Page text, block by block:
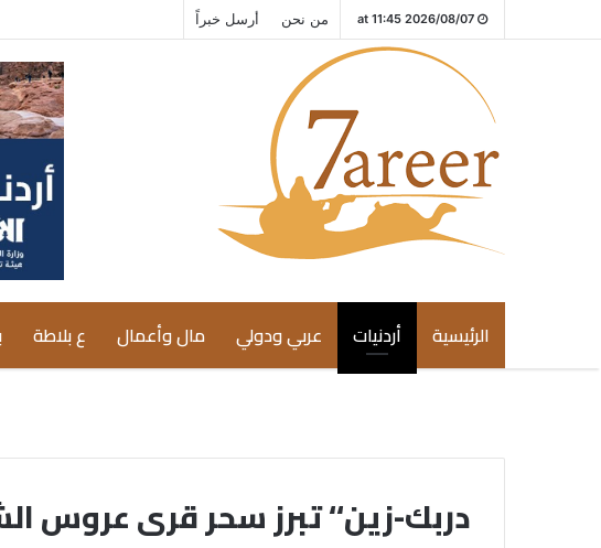
2026/08/07 at 11:45 من نحن أرسل خبراً
الرئيسية أردنيات عربي ودولي مال وأعمال ع بلاطة
دربك-زين‘‘ تبرز سحر قرى عروس